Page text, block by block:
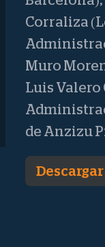
Corraliza
Muro
Luis Valero
de Anzizu